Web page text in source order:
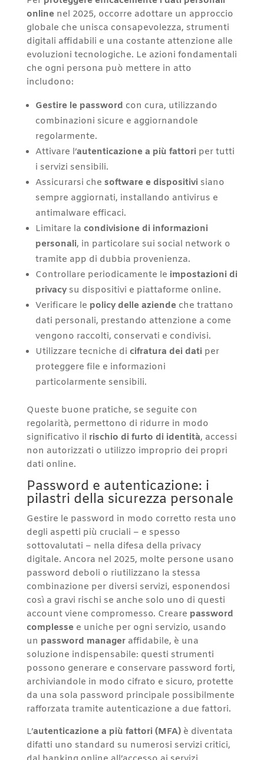
onlinenel 2025, occorre adottare un approccio
globale che unisca consapevolezza, strumenti
digitali affidabili e una costante attenzione alle
evoluzioni tecnologiche. Le azioni fondamentali
che ogni persona può mettere in atto
includono:
Gestire le password con cura, utilizzando
combinazioni sicure e aggiornandole
regolarmente.
Attivare l’autenticazione a più fattoriper tutti
i servizi sensibili.
Assicurarsi che software e dispositivisiano
sempre aggiornati, installando antivirus e
antimalware efficaci.
Limitare la condivisione di informazioni
personali, in particolare sui social network o
tramite app di dubbia provenienza.
Controllare periodicamente le impostazioni di
privacysu dispositivi e piattaforme online.
Verificare le policy delle aziendeche trattano
dati personali, prestando attenzione a come
vengono raccolti, conservati e condivisi.
Utilizzare tecniche di cifratura dei datiper
proteggere file e informazioni
particolarmente sensibili.
Queste buone pratiche, se seguite con
regolarità, permettono di ridurre in modo
significativo il rischio di furto di identità, accessi
non autorizzati o utilizzo improprio dei propri
dati online.
Password e autenticazione: i
pilastri della sicurezza personale
Gestire le password in modo corretto resta uno
degli aspetti più cruciali – e spesso
sottovalutati – nella difesa della privacy
digitale. Ancora nel 2025, molte persone usano
password deboli o riutilizzano la stessa
combinazione per diversi servizi, esponendosi
così a gravi rischi se anche solo uno di questi
account viene compromesso. Creare password
complessee uniche per ogni servizio, usando
un password manageraffidabile, è una
soluzione indispensabile: questi strumenti
possono generare e conservare password forti,
archiviandole in modo cifrato e sicuro, protette
da una sola password principale possibilmente
rafforzata tramite autenticazione a due fattori.
L’autenticazione a più fattori (MFA)è diventata
difatti uno standard su numerosi servizi critici,